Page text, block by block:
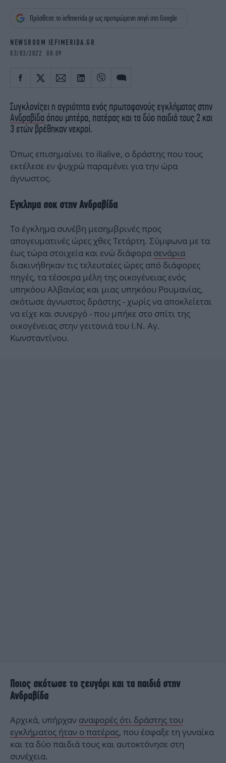
OSCARS
THE OCEAN
Πρόσθεσε το iefimerida.gr ως προτιμώμενη πηγή στη Google
NEWSROOM IEFIMERIDA.GR
03/03/2022 08:09
Συγκλονίζει η αγριότητα ενός πρωτοφανούς εγκλήματος στην
Ανδραβίδα όπου μητέρα, πατέρας και τα δύο παιδιά τους 2 και
3 ετών βρέθηκαν νεκροί.
Όπως επισημαίνει το ilialive, ο δράστης που τους
εκτέλεσε εν ψυχρώ παραμένει για την ώρα
άγνωστος.
Εγκλημα σοκ στην Ανδραβίδα
Το έγκλημα συνέβη μεσημβρινές προς
απογευματινές ώρες χθες Τετάρτη. Σύμφωνα με τα
έως τώρα στοιχεία και ενώ διάφορα σενάρια
διακινήθηκαν τις τελευταίες ώρες από διάφορες
πηγές, τα τέσσερα μέλη της οικογένειας ενός
υπηκόου Αλβανίας και μιας υπηκόου Ρουμανίας,
σκότωσε άγνωστος δράστης - χωρίς να αποκλείεται
να είχε και συνεργό - που μπήκε στο σπίτι της
οικογένειας στην γειτονιά του Ι.Ν. Αγ.
Κωνσταντίνου.
Ποιος σκότωσε το ζευγάρι και τα παιδιά στην
Ανδραβίδα
Αρχικά, υπήρχαν αναφορές ότι δράστης του
εγκλήματος ήταν ο πατέρας, που έσφαξε τη γυναίκα
και τα δύο παιδιά τους και αυτοκτόνησε στη
συνέχεια.